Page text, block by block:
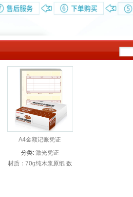
好会计
A4金额记账凭证
KPJ101（用友软件专用
凭证打印纸/激光打印）
分类: 激光凭证
材质：70g纯木浆原纸 数